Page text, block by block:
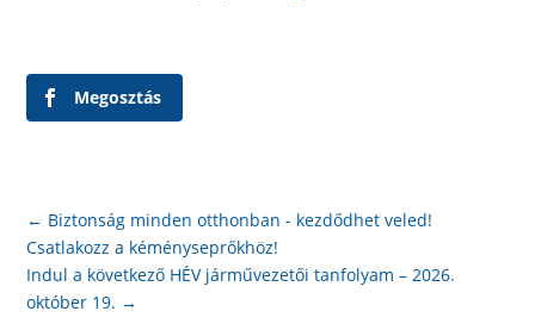
Megosztás
← Biztonság minden otthonban - kezdődhet veled!
Csatlakozz a kéményseprőkhöz!
Indul a következő HÉV járművezetői tanfolyam – 2026.
október 19. →